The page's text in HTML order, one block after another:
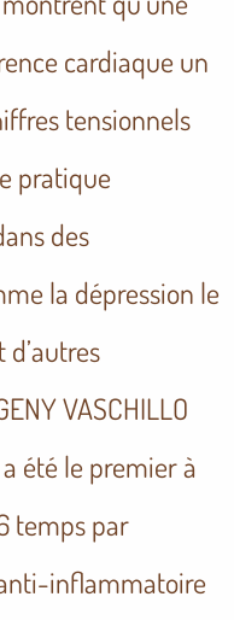
cardiaque un
tensionnels
pratique
des
la dépression le
VASCHILLO
été le premier à
temps par
inflammatoire